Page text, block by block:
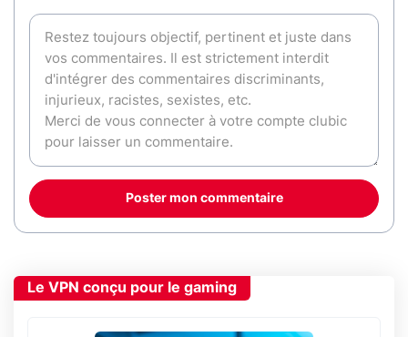
Poster mon commentaire
Le VPN conçu pour le gaming